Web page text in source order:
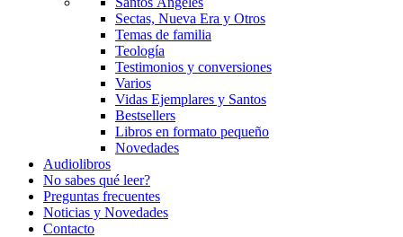
Sectas, Nueva Era y Otros
Temas de familia
Teología
Testimonios y conversiones
Varios
Vidas Ejemplares y Santos
Bestsellers
Libros en formato pequeño
Novedades
Audiolibros
No sabes qué leer?
Preguntas frecuentes
Noticias y Novedades
Contacto